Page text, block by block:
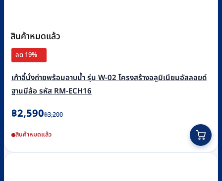
สินค้าหมดแล้ว
ลด 19%
เก้าอี้นั่งถ่ายพร้อมอาบน้ำ รุ่น W-02 โครงสร้างอลูมิเนียมอัลลอยด์
ฐานมีล้อ รหัส RM-ECH16
฿3,200
Original
was:
฿3,200.
฿2,590
Current
is:
฿2,590.
สินค้าหมดแล้ว